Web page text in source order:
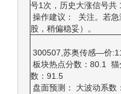
号1次，历史大涨信号共
操作建议： 关注。若
股，稍偏稳妥）。
300507,苏奥传感—价
板块热点分数：80.1
数：91.5
盘面预测： 大波动系